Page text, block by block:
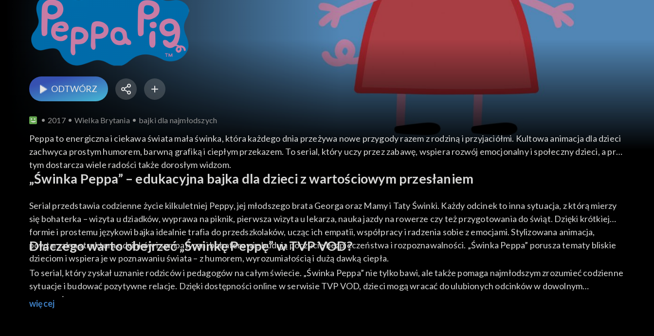
ODTWÓRZ
2017 Wielka Brytania bajki dla najmłodszych
Peppa to energiczna i ciekawa świata mała świnka, która każdego dnia przeżywa nowe przygody razem z rodziną i przyjaciółmi. Kultowa animacja dla dzieci
zachwyca prostym humorem, barwną grafiką i ciepłym przekazem. To serial, który uczy przez zabawę, wspiera rozwój emocjonalny i społeczny dzieci, a przy
tym dostarcza wiele radości także dorosłym widzom.
„Świnka Peppa” – edukacyjna bajka dla dzieci z wartościowym przesłaniem
Serial przedstawia codzienne życie kilkuletniej Peppy, jej młodszego brata Georga oraz Mamy i Taty Świnki. Każdy odcinek to inna sytuacja, z którą mierzy
się bohaterka – wizyta u dziadków, wyprawa na piknik, pierwsza wizyta u lekarza, nauka jazdy na rowerze czy też przygotowania do świąt. Dzięki krótkiej
formie i prostemu językowi bajka idealnie trafia do przedszkolaków, ucząc ich empatii, współpracy i radzenia sobie z emocjami. Stylizowana animacja,
powtarzalna struktura odcinków i sympatyczni bohaterowie budują poczucie bezpieczeństwa i rozpoznawalności. „Świnka Peppa” porusza tematy bliskie
dzieciom i wspiera je w poznawaniu świata – z humorem, wyrozumiałością i dużą dawką ciepła.
Dlaczego warto obejrzeć „Świnkę Peppę” w TVP VOD?
To serial, który zyskał uznanie rodziców i pedagogów na całym świecie. „Świnka Peppa” nie tylko bawi, ale także pomaga najmłodszym zrozumieć codzienne
sytuacje i budować pozytywne relacje. Dzięki dostępności online w serwisie TVP VOD, dzieci mogą wracać do ulubionych odcinków w dowolnym
momencie.
więcej